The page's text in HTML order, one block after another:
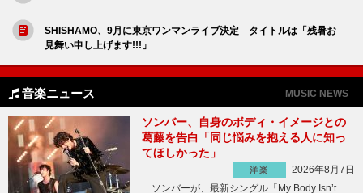
SHISHAMO、9月に東京ワンマンライブ決定 タイトルは「残暑お
見舞い申し上げます!!!」
音楽ニュース MUSIC NEWS
ソンバー、自身のボディ・イメージとの
葛藤を告白「同じ悩みを抱える人に知っ
てほしかった」
洋楽
2026年8月7日
ソンバーが、最新シングル「My Body Isn’t